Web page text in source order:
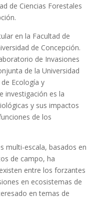
de Ciencias Forestales
en la Facultad de
de Concepción.
de Invasiones
de la Universidad
Ecología y
investigación es la
y sus impactos
de los
multi-escala, basados en
de campo, ha
entre los forzantes
en ecosistemas de
en temas de